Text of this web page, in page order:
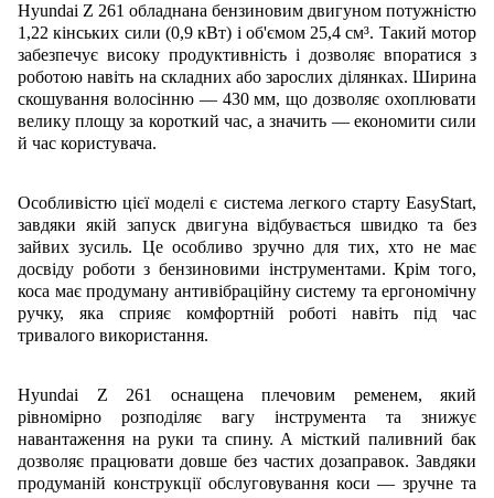
Hyundai Z 261 обладнана бензиновим двигуном потужністю
1,22 кінських сили (0,9 кВт) і об'ємом 25,4 см³. Такий мотор
забезпечує високу продуктивність і дозволяє впоратися з
роботою навіть на складних або зарослих ділянках. Ширина
скошування волосінню — 430 мм, що дозволяє охоплювати
велику площу за короткий час, а значить — економити сили
й час користувача.
Особливістю цієї моделі є система легкого старту EasyStart,
завдяки якій запуск двигуна відбувається швидко та без
зайвих зусиль. Це особливо зручно для тих, хто не має
досвіду роботи з бензиновими інструментами. Крім того,
коса має продуману антивібраційну систему та ергономічну
ручку, яка сприяє комфортній роботі навіть під час
тривалого використання.
Hyundai Z 261 оснащена плечовим ременем, який
рівномірно розподіляє вагу інструмента та знижує
навантаження на руки та спину. А місткий паливний бак
дозволяє працювати довше без частих дозаправок. Завдяки
продуманій конструкції обслуговування коси — зручне та